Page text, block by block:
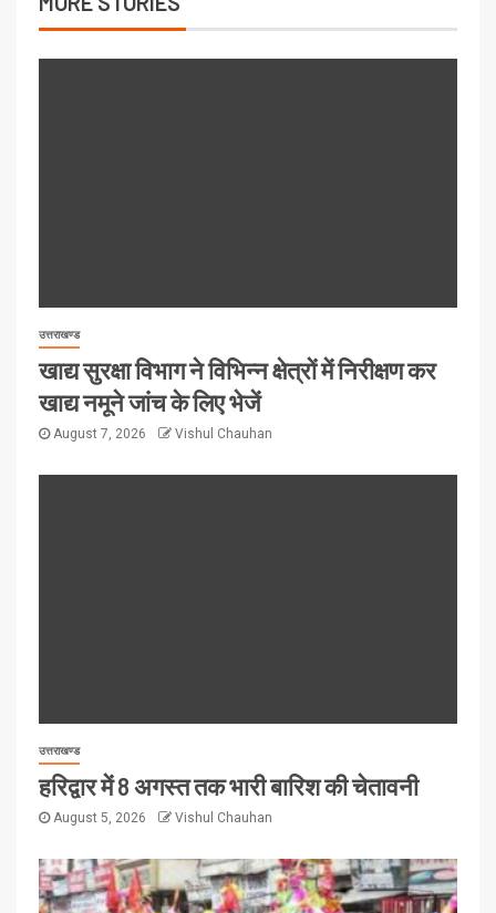
उत्तराखण्ड
खाद्य सुरक्षा विभाग ने विभिन्न क्षेत्रों में निरीक्षण कर
खाद्य नमूने जांच के लिए भेजें
August 7, 2026 Vishul Chauhan
उत्तराखण्ड
हरिद्वार में 8 अगस्त तक भारी बारिश की चेतावनी
August 5, 2026 Vishul Chauhan